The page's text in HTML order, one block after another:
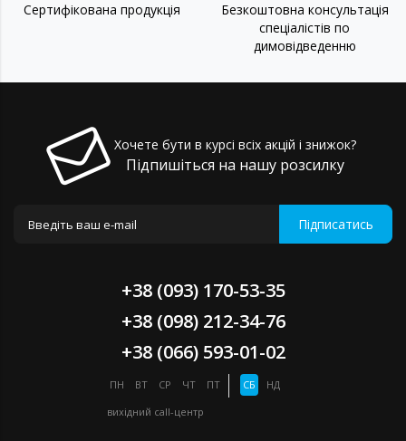
Сертифікована продукція
Безкоштовна консультація
спеціалістів по
димовідведенню
Хочете бути в курсі всіх акцій і знижок?
Підпишіться на нашу розсилку
Підписатись
+38 (093) 170-53-35
+38 (098) 212-34-76
+38 (066) 593-01-02
ПН ВТ СР ЧТ ПТ СБ
НД
вихідний call-центр